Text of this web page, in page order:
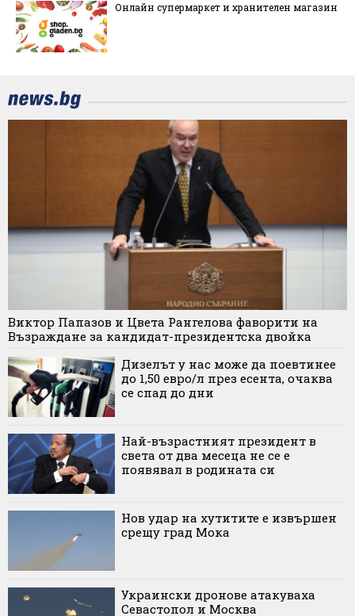
Онлайн супермаркет и хранителен магазин
Виктор Папазов и Цвета Рангелова фаворити на
Възраждане за кандидат-президентска двойка
Дизелът у нас може да поевтинее
до 1,50 евро/л през есента, очаква
се спад до дни
Най-възрастният президент в
света от два месеца не се е
появявал в родината си
Нов удар на хутитите е извършен
срещу град Мока
Украински дронове атакуваха
Севастопол и Москва